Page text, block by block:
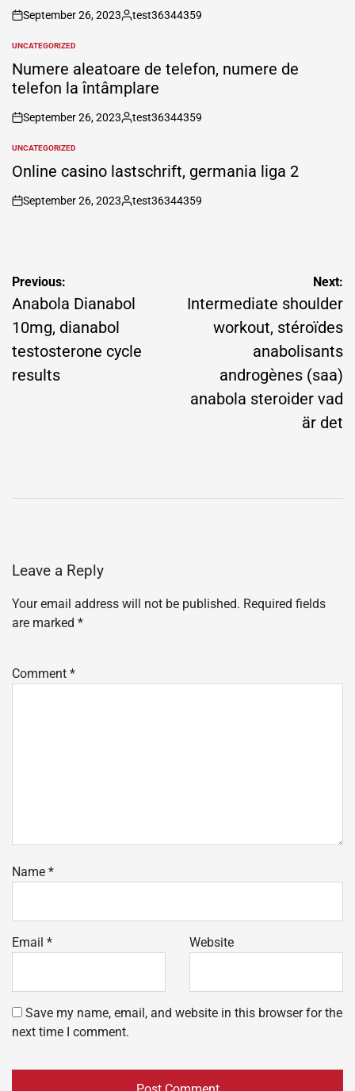
on
September 26, 2023
Posted
test36344359
POSTED
IN
UNCATEGORIZED
Numere aleatoare de telefon, numere de
telefon la întâmplare
on
September 26, 2023
Posted
test36344359
POSTED
IN
UNCATEGORIZED
Online casino lastschrift, germania liga 2
on
September 26, 2023
Posted
test36344359
Post
navigation
Previous:
Anabola Dianabol
10mg, dianabol
testosterone cycle
results
Next:
Intermediate shoulder
workout, stéroïdes
anabolisants
androgènes (saa)
anabola steroider vad
är det
Leave a Reply
Your email address will not be published. Required fields
are marked *
Comment *
Name *
Email * Website
Save my name, email, and website in this browser for the
next time I comment.